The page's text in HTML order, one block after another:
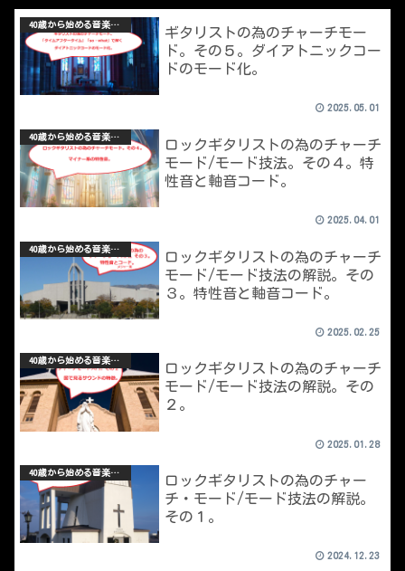
40歳から始める音楽理論
ギタリストの為のチャーチモー
ド。その５。ダイアトニックコー
ドのモード化。
2025.05.01
40歳から始める音楽理論
ロックギタリストの為のチャーチ
モード/モード技法。その４。特
性音と軸音コード。
2025.04.01
40歳から始める音楽理論
ロックギタリストの為のチャーチ
モード/モード技法の解説。その
３。特性音と軸音コード。
2025.02.25
40歳から始める音楽理論
ロックギタリストの為のチャーチ
モード/モード技法の解説。その
２。
2025.01.28
40歳から始める音楽理論
ロックギタリストの為のチャー
チ・モード/モード技法の解説。
その１。
2024.12.23